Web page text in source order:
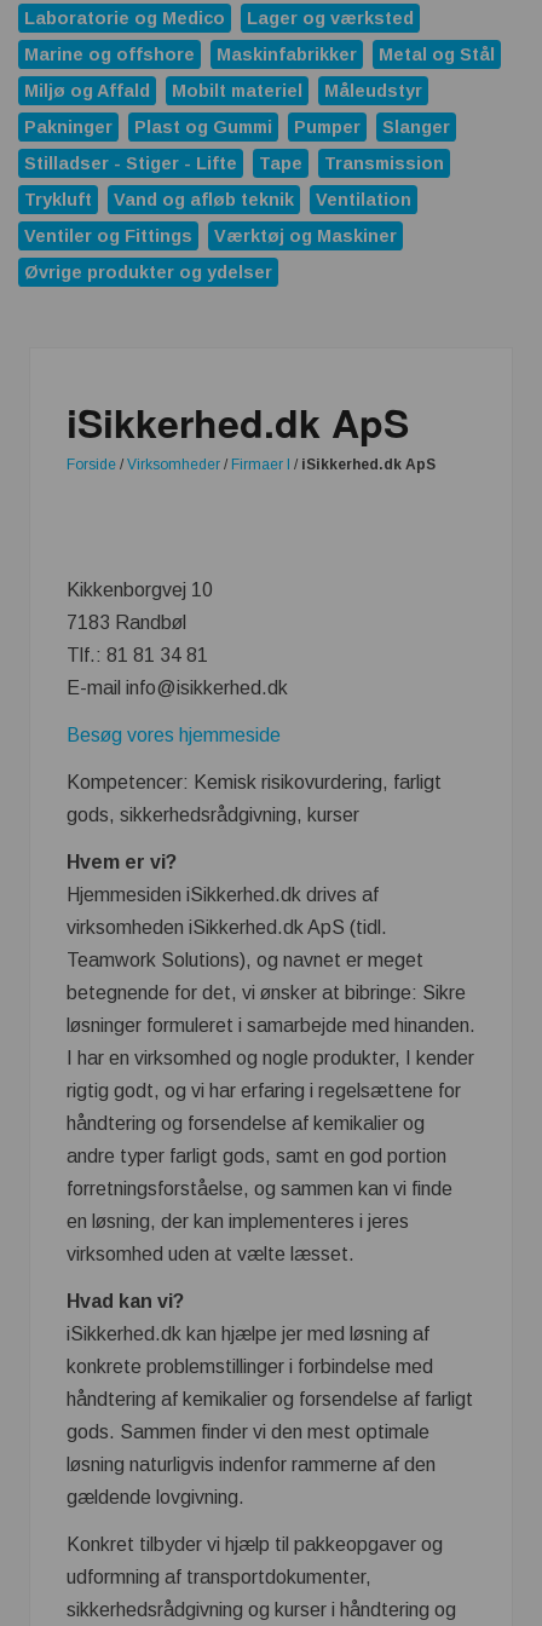
Laboratorie og Medico
Lager og værksted
Marine og offshore
Maskinfabrikker
Metal og Stål
Miljø og Affald
Mobilt materiel
Måleudstyr
Pakninger
Plast og Gummi Pumper
Slanger
Stilladser - Stiger - Lifte
Tape
Transmission
Trykluft
Vand og afløb teknik
Ventilation
Ventiler og Fittings
Værktøj og Maskiner
Øvrige produkter og ydelser
iSikkerhed.dk ApS
Forside / Virksomheder / Firmaer I / iSikkerhed.dk ApS
Kikkenborgvej 10
7183 Randbøl
Tlf.: 81 81 34 81
E-mail info@isikkerhed.dk
Besøg vores hjemmeside
Kompetencer: Kemisk risikovurdering, farligt
gods, sikkerhedsrådgivning, kurser
Hvem er vi?
Hjemmesiden iSikkerhed.dk drives af
virksomheden iSikkerhed.dk ApS (tidl.
Teamwork Solutions), og navnet er meget
betegnende for det, vi ønsker at bibringe: Sikre
løsninger formuleret i samarbejde med hinanden.
I har en virksomhed og nogle produkter, I kender
rigtig godt, og vi har erfaring i regelsættene for
håndtering og forsendelse af kemikalier og
andre typer farligt gods, samt en god portion
forretningsforståelse, og sammen kan vi finde
en løsning, der kan implementeres i jeres
virksomhed uden at vælte læsset.
Hvad kan vi?
iSikkerhed.dk kan hjælpe jer med løsning af
konkrete problemstillinger i forbindelse med
håndtering af kemikalier og forsendelse af farligt
gods. Sammen finder vi den mest optimale
løsning naturligvis indenfor rammerne af den
gældende lovgivning.
Konkret tilbyder vi hjælp til pakkeopgaver og
udformning af transportdokumenter,
sikkerhedsrådgivning og kurser i håndtering og